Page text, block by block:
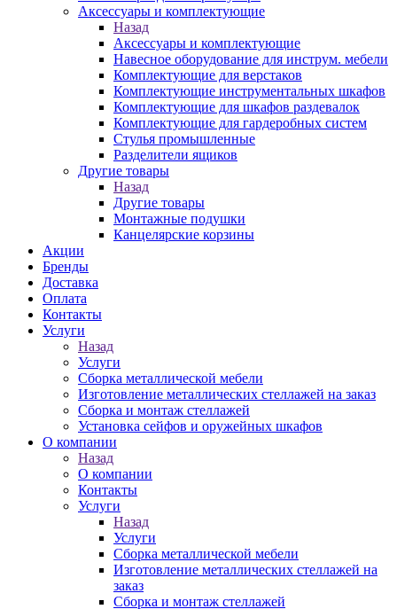
Аксессуары и комплектующие
Назад
Аксессуары и комплектующие
Навесное оборудование для инструм. мебели
Комплектующие для верстаков
Комплектующие инструментальных шкафов
Комплектующие для шкафов раздевалок
Комплектующие для гардеробных систем
Стулья промышленные
Разделители ящиков
Другие товары
Назад
Другие товары
Монтажные подушки
Канцелярские корзины
Акции
Бренды
Доставка
Оплата
Контакты
Услуги
Назад
Услуги
Сборка металлической мебели
Изготовление металлических стеллажей на заказ
Сборка и монтаж стеллажей
Установка сейфов и оружейных шкафов
О компании
Назад
О компании
Контакты
Услуги
Назад
Услуги
Сборка металлической мебели
Изготовление металлических стеллажей на
заказ
Сборка и монтаж стеллажей